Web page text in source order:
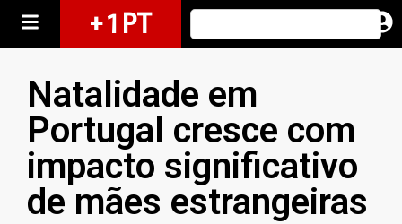
+ 1 PT
Natalidade em
Portugal cresce com
impacto significativo
de mães estrangeiras